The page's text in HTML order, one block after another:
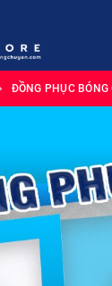
ĐỒNG PHỤC BÓNG